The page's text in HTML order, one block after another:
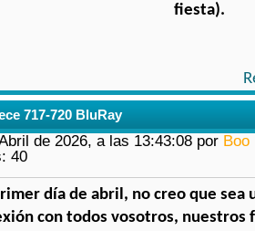
fiesta).
717-720 BluRay
de 2026, a las 13:43:08 por Boo
40
día de abril, no creo que
con todos vosotros, nuestros